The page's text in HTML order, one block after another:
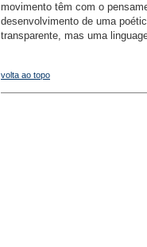
movimento têm com o
desenvolvimento de uma
transparente, mas uma
volta ao topo